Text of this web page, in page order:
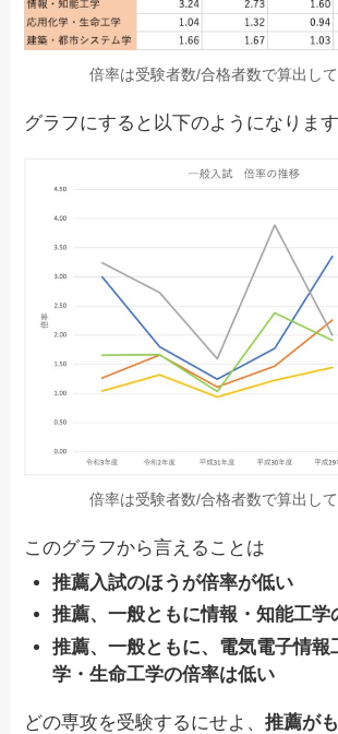
倍率は受験者数/合格者数で算出して
グラフにすると以下のようになります
倍率は受験者数/合格者数で算出して
このグラフから言えることは
推薦入試のほうが倍率が低い
推薦、一般ともに情報・知能工学
推薦、一般ともに、 電気電子情報
学・生命工学の倍率は低い
どの専攻を受験するにせよ、推薦が